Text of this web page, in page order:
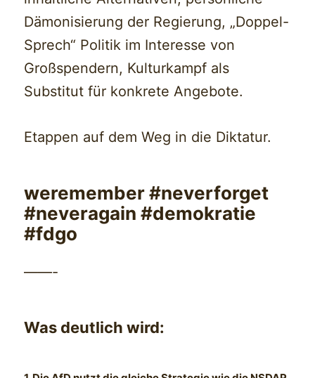
Dämonisierung der Regierung, „Doppel-
Sprech“ Politik im Interesse von
Großspendern, Kulturkampf als
Substitut für konkrete Angebote.
Etappen auf dem Weg in die Diktatur.
weremember #neverforget
#neveragain #demokratie
#fdgo
——-
Was deutlich wird: